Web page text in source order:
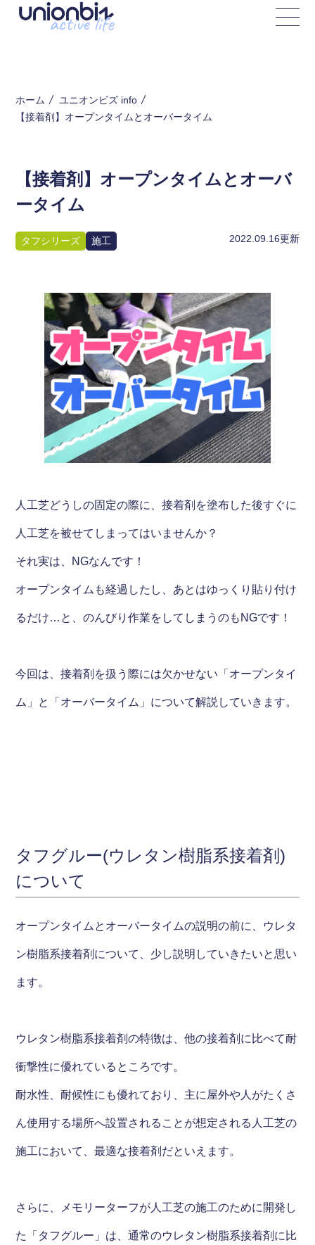
ホーム
ユニオンビズ info
【接着剤】オープンタイムとオーバータイム
【接着剤】オープンタイムとオーバ
ータイム
タフシリーズ 施工 2022.09.16更新
人工芝どうしの固定の際に、接着剤を塗布した後すぐに
人工芝を被せてしまってはいませんか？
それ実は、NGなんです！
オープンタイムも経過したし、あとはゆっくり貼り付け
るだけ…と、のんびり作業をしてしまうのもNGです！
今回は、接着剤を扱う際には欠かせない「オープンタイ
ム」と「オーバータイム」について解説していきます。
タフグルー(ウレタン樹脂系接着剤)
について
オープンタイムとオーバータイムの説明の前に、ウレタ
ン樹脂系接着剤について、少し説明していきたいと思い
ます。
ウレタン樹脂系接着剤の特徴は、他の接着剤に比べて耐
衝撃性に優れているところです。
耐水性、耐候性にも優れており、主に屋外や人がたくさ
ん使用する場所へ設置されることが想定される人工芝の
施工において、最適な接着剤だといえます。
さらに、メモリーターフが人工芝の施工のために開発し
た「タフグルー」は、通常のウレタン樹脂系接着剤に比